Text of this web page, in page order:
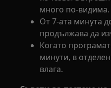
много по-видима.
От 7-ата минута
продължава да
Когато
минути, в
влага.